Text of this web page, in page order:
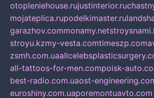
otopleniehouse.rujustinterior.ru
mojateplica.rupodelkimaster.ru
garazhov.commonamy.net
stroyu.kzmy-vesta.comtimeszp.com
zsmh.com.ua
all-tattoos-for-men.compoisk-
best-radio.com.uaost-
euroshiny.com.uaporemontuavto.com